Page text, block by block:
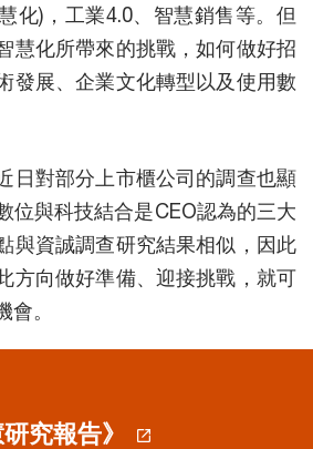
化)，工業4.0、智慧銷售等。但
慧化所帶來的挑戰，如何做好招
發展、企業文化轉型以及使用數
日對部分上市櫃公司的調查也顯
位與科技結合是CEO認為的三大
與資誠調查研究結果相似，因此
方向做好準備、迎接挑戰，就可
。
究報告》